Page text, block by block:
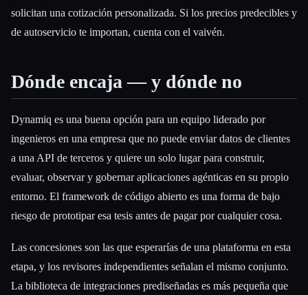
solicitan una cotización personalizada. Si los precios predecibles y
de autoservicio te importan, cuenta con el vaivén.
Dónde encaja — y dónde no
Dynamiq es una buena opción para un equipo liderado por
ingenieros en una empresa que no puede enviar datos de clientes
a una API de terceros y quiere un solo lugar para construir,
evaluar, observar y gobernar aplicaciones agénticas en su propio
entorno. El framework de código abierto es una forma de bajo
riesgo de prototipar esa tesis antes de pagar por cualquier cosa.
Las concesiones son las que esperarías de una plataforma en esta
etapa, y los revisores independientes señalan el mismo conjunto.
La biblioteca de integraciones prediseñadas es más pequeña que